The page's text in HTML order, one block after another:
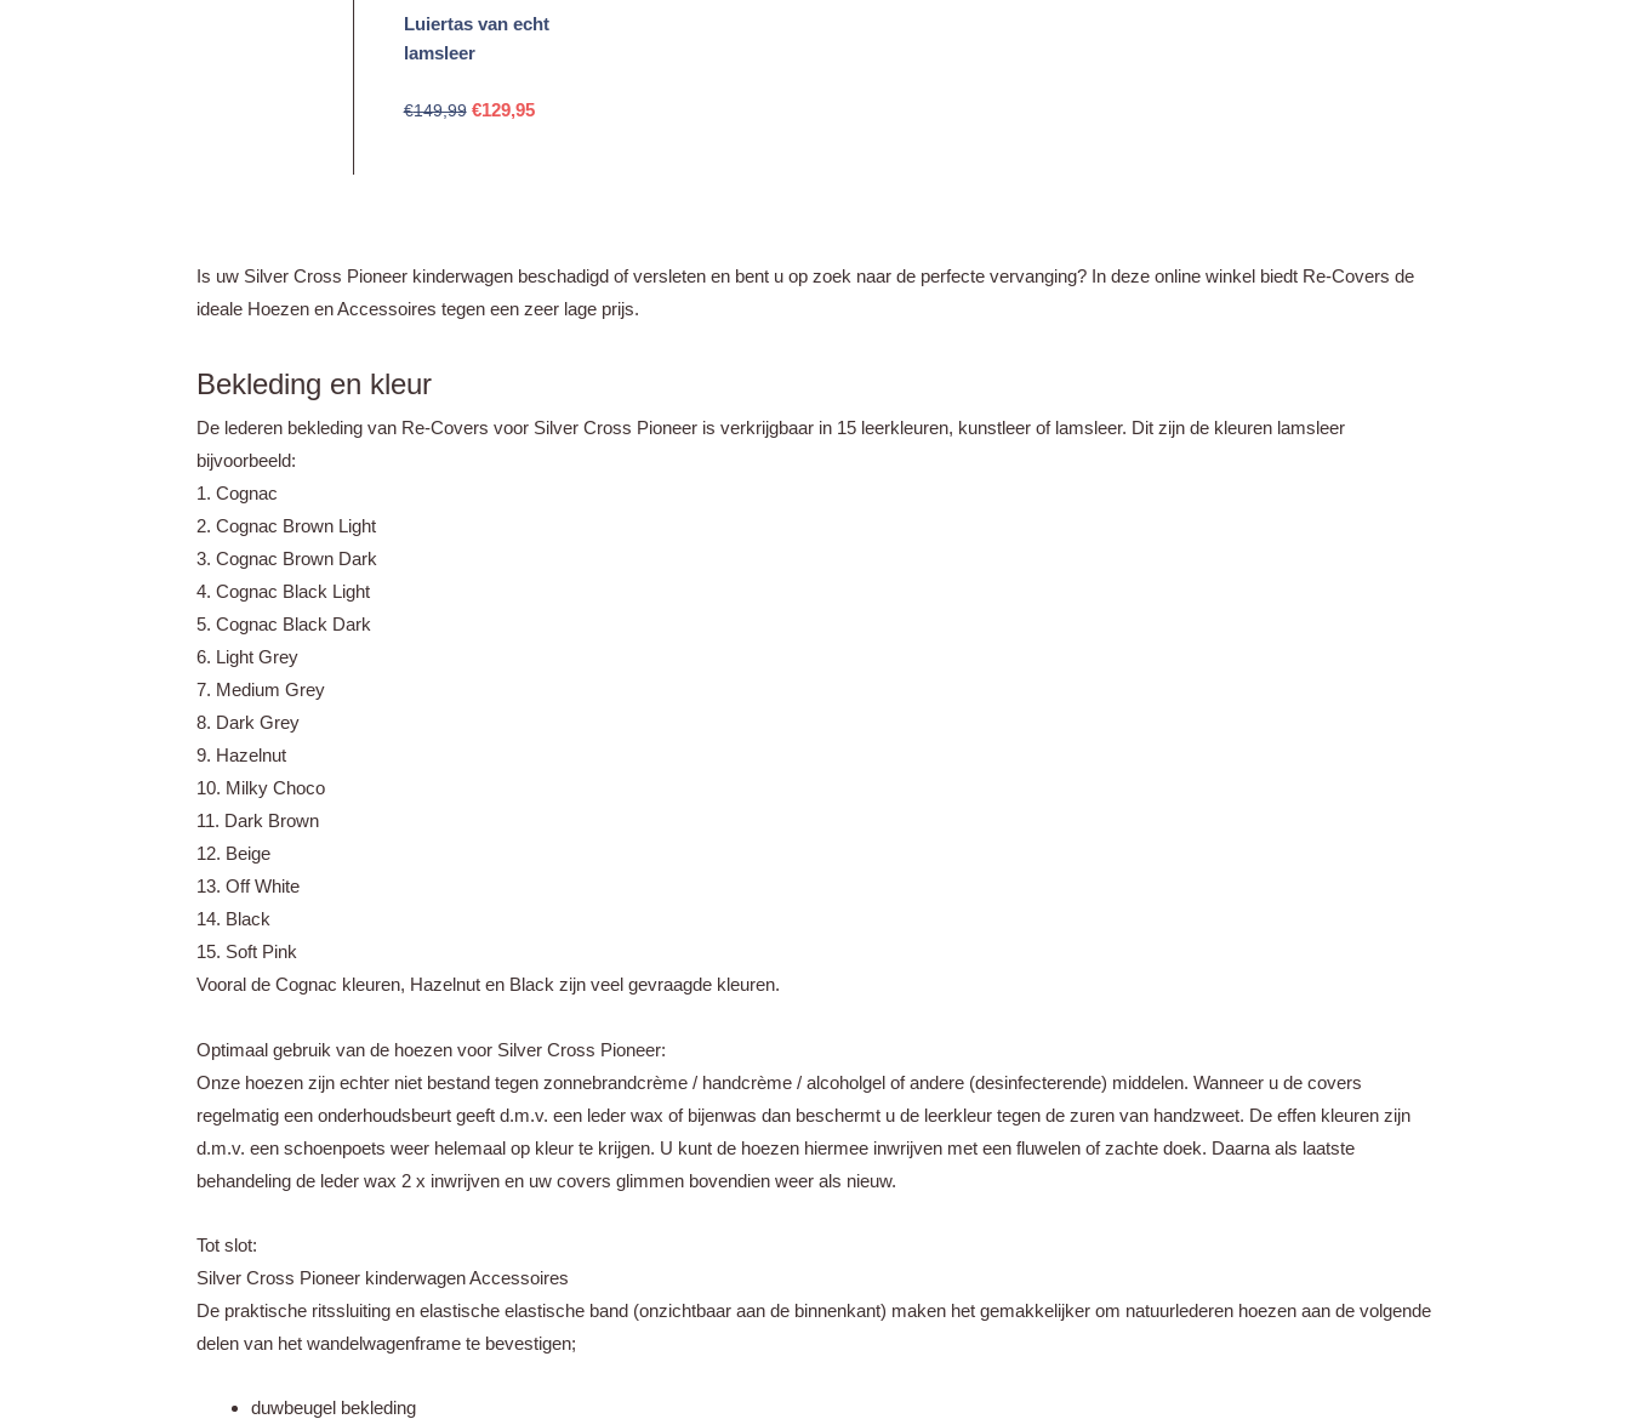
Luiertas van echt
lamsleer
€149,99 Oorspronkelijke
€129,95Huidige
Is uw Silver Cross Pioneer kinderwagen beschadigd of versleten en bent u op zoek naar de perfecte vervanging? In deze online winkel biedt Re-Covers de
ideale Hoezen en Accessoires tegen een zeer lage prijs.
Bekleding en kleur
De lederen bekleding van Re-Covers voor Silver Cross Pioneer is verkrijgbaar in 15 leerkleuren, kunstleer of lamsleer. Dit zijn de kleuren lamsleer
bijvoorbeeld:
1. Cognac
2. Cognac Brown Light
3. Cognac Brown Dark
4. Cognac Black Light
5. Cognac Black Dark
6. Light Grey
7. Medium Grey
8. Dark Grey
9. Hazelnut
10. Milky Choco
11. Dark Brown
12. Beige
13. Off White
14. Black
15. Soft Pink
Vooral de Cognac kleuren, Hazelnut en Black zijn veel gevraagde kleuren.
Optimaal gebruik van de hoezen voor Silver Cross Pioneer:
Onze hoezen zijn echter niet bestand tegen zonnebrandcrème / handcrème / alcoholgel of andere (desinfecterende) middelen. Wanneer u de covers
regelmatig een onderhoudsbeurt geeft d.m.v. een leder wax of bijenwas dan beschermt u de leerkleur tegen de zuren van handzweet. De effen kleuren zijn
d.m.v. een schoenpoets weer helemaal op kleur te krijgen. U kunt de hoezen hiermee inwrijven met een fluwelen of zachte doek. Daarna als laatste
behandeling de leder wax 2 x inwrijven en uw covers glimmen bovendien weer als nieuw.
Tot slot:
Silver Cross Pioneer kinderwagen Accessoires
De praktische ritssluiting en elastische elastische band (onzichtbaar aan de binnenkant) maken het gemakkelijker om natuurlederen hoezen aan de volgende
delen van het wandelwagenframe te bevestigen;
duwbeugel bekleding